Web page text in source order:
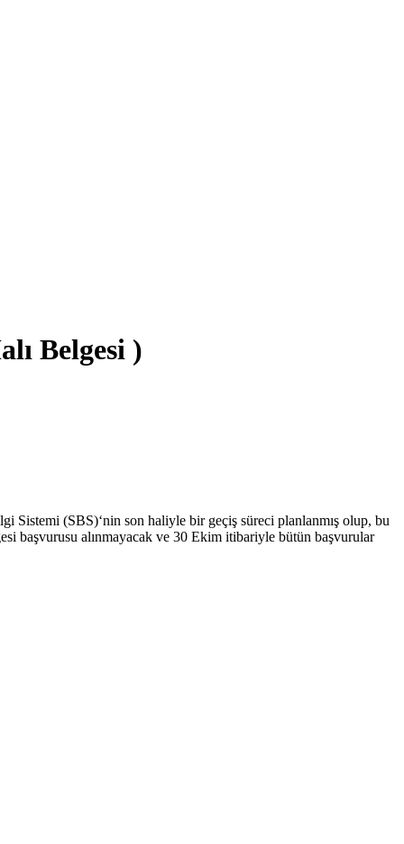
Belgesi )
Sistemi (SBS)‘nin son haliyle bir geçiş süreci planlanmış olup, bu
başvurusu alınmayacak ve 30 Ekim itibariyle bütün başvurular